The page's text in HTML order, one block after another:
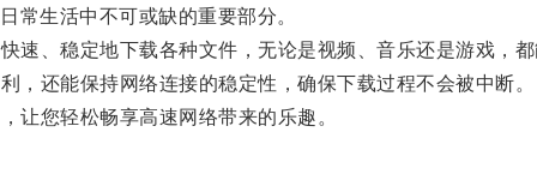
生活中不可或缺的重要部分。
稳定地下载各种文件，无论是视频、音乐还是游戏，都
能保持网络连接的稳定性，确保下载过程不会被中断。
您轻松畅享高速网络带来的乐趣。